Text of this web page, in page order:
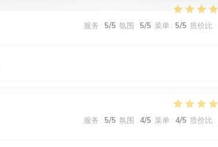
服务 : 5/5 氛围 : 5/5 菜单 : 5/5 质价比 :
服务 : 5/5 氛围 : 4/5 菜单 : 4/5 质价比 :